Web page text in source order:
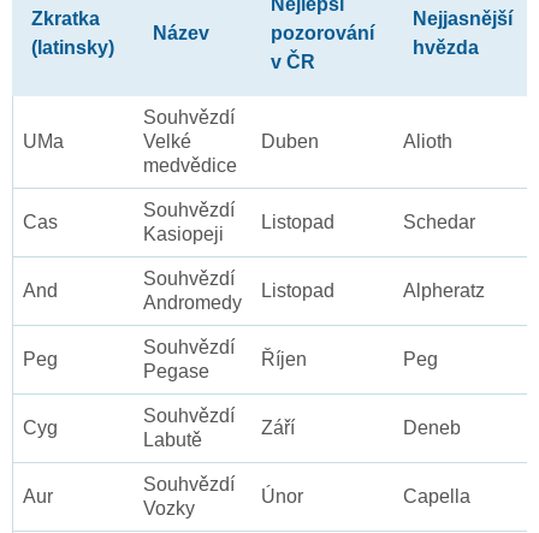
Zkratka
(latinsky)
Název
pozorování
v ČR
Nejjasnější
hvězda
UMa
Souhvězdí
Velké
medvědice
Duben Alioth
Cas
Souhvězdí
Kasiopeji
Listopad Schedar
And
Souhvězdí
Andromedy
Listopad Alpheratz
Peg
Souhvězdí
Pegase
Říjen Peg
Cyg
Souhvězdí
Labutě
Září Deneb
Aur
Souhvězdí
Vozky
Únor Capella